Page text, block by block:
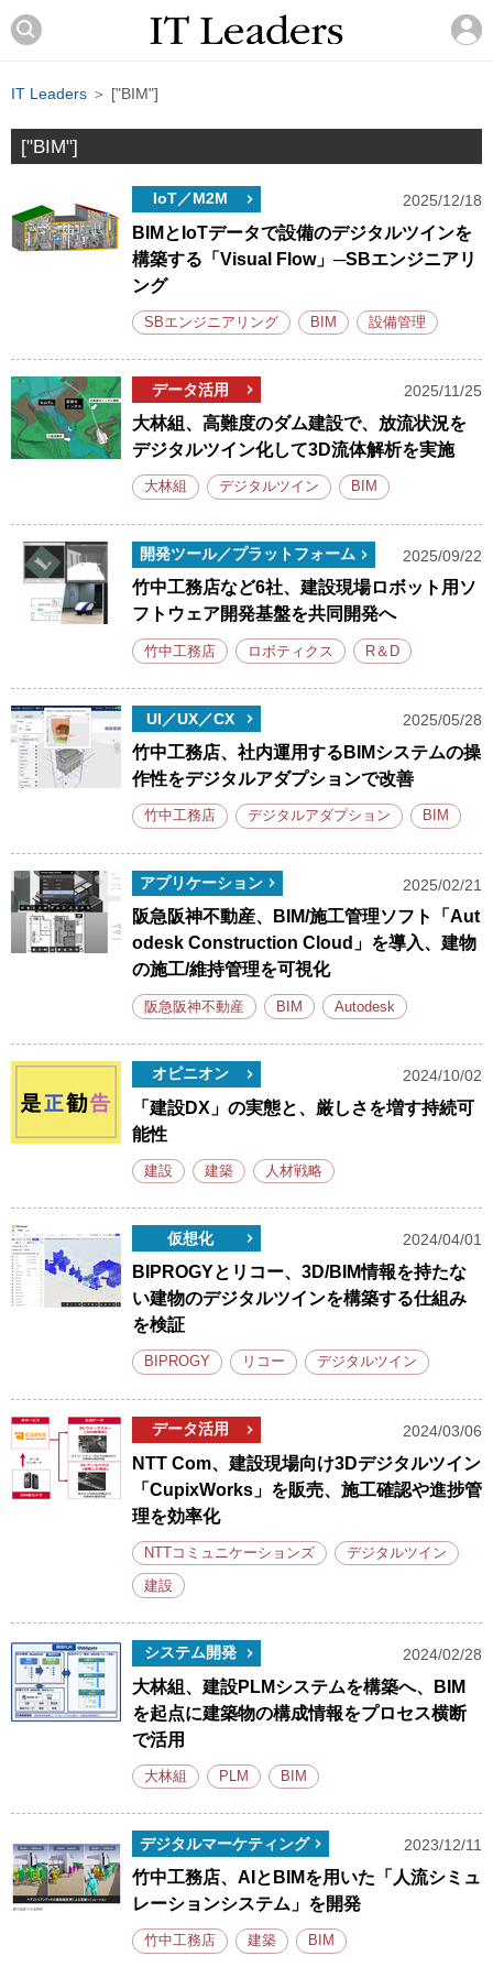
IT Leaders ＞ ["BIM"]
["BIM"]
IoT／M2M 2025/12/18
BIMとIoTデータで設備のデジタルツインを
構築する「Visual Flow」─SBエンジニアリ
ング
SBエンジニアリング BIM 設備管理
データ活用 2025/11/25
大林組、高難度のダム建設で、放流状況を
デジタルツイン化して3D流体解析を実施
大林組 デジタルツイン BIM
開発ツール／プラットフォーム 2025/09/22
竹中工務店など6社、建設現場ロボット用ソ
フトウェア開発基盤を共同開発へ
竹中工務店 ロボティクス R＆D
UI／UX／CX 2025/05/28
竹中工務店、社内運用するBIMシステムの操
作性をデジタルアダプションで改善
竹中工務店 デジタルアダプション BIM
アプリケーション 2025/02/21
阪急阪神不動産、BIM/施工管理ソフト「Aut
odesk Construction Cloud」を導入、建物
の施工/維持管理を可視化
阪急阪神不動産 BIM Autodesk
オピニオン 2024/10/02
「建設DX」の実態と、厳しさを増す持続可
能性
建設 建築 人材戦略
仮想化 2024/04/01
BIPROGYとリコー、3D/BIM情報を持たな
い建物のデジタルツインを構築する仕組み
を検証
BIPROGY リコー デジタルツイン
データ活用 2024/03/06
NTT Com、建設現場向け3Dデジタルツイン
「CupixWorks」を販売、施工確認や進捗管
理を効率化
NTTコミュニケーションズ デジタルツイン
建設
システム開発 2024/02/28
大林組、建設PLMシステムを構築へ、BIM
を起点に建築物の構成情報をプロセス横断
で活用
大林組 PLM BIM
デジタルマーケティング 2023/12/11
竹中工務店、AIとBIMを用いた「人流シミュ
レーションシステム」を開発
竹中工務店 建築 BIM